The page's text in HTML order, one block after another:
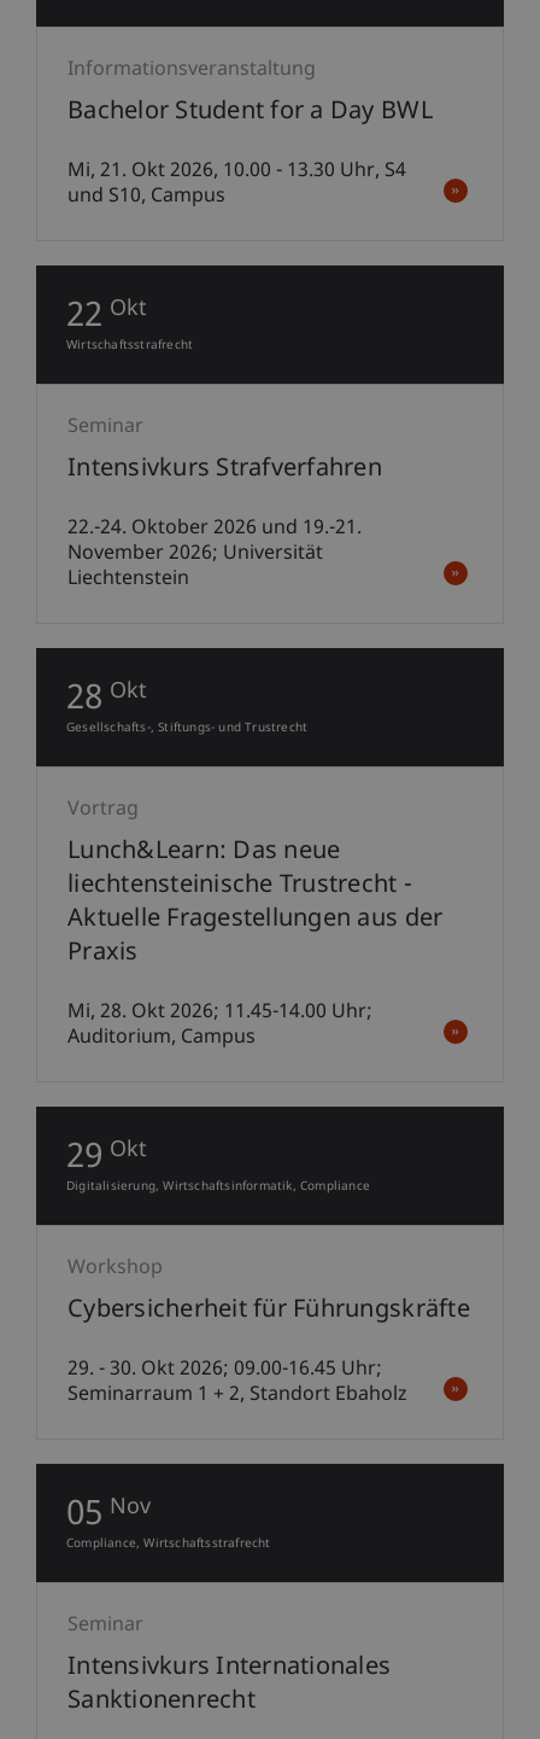
Informationsveranstaltung
Bachelor Student for a Day BWL
Mi, 21. Okt 2026, 10.00 - 13.30 Uhr, S4
und S10, Campus
22 Okt
Wirtschaftsstrafrecht
Seminar
Intensivkurs Strafverfahren
22.-24. Oktober 2026 und 19.-21.
November 2026; Universität
Liechtenstein
28 Okt
Gesellschafts-, Stiftungs- und Trustrecht
Vortrag
Lunch&Learn: Das neue
liechtensteinische Trustrecht -
Aktuelle Fragestellungen aus der
Praxis
Mi, 28. Okt 2026; 11.45-14.00 Uhr;
Auditorium, Campus
29 Okt
Digitalisierung Wirtschaftsinformatik Compliance
Workshop
Cybersicherheit für Führungskräfte
29. - 30. Okt 2026; 09.00-16.45 Uhr;
Seminarraum 1 + 2, Standort Ebaholz
05 Nov
Compliance Wirtschaftsstrafrecht
Seminar
Intensivkurs Internationales
Sanktionenrecht